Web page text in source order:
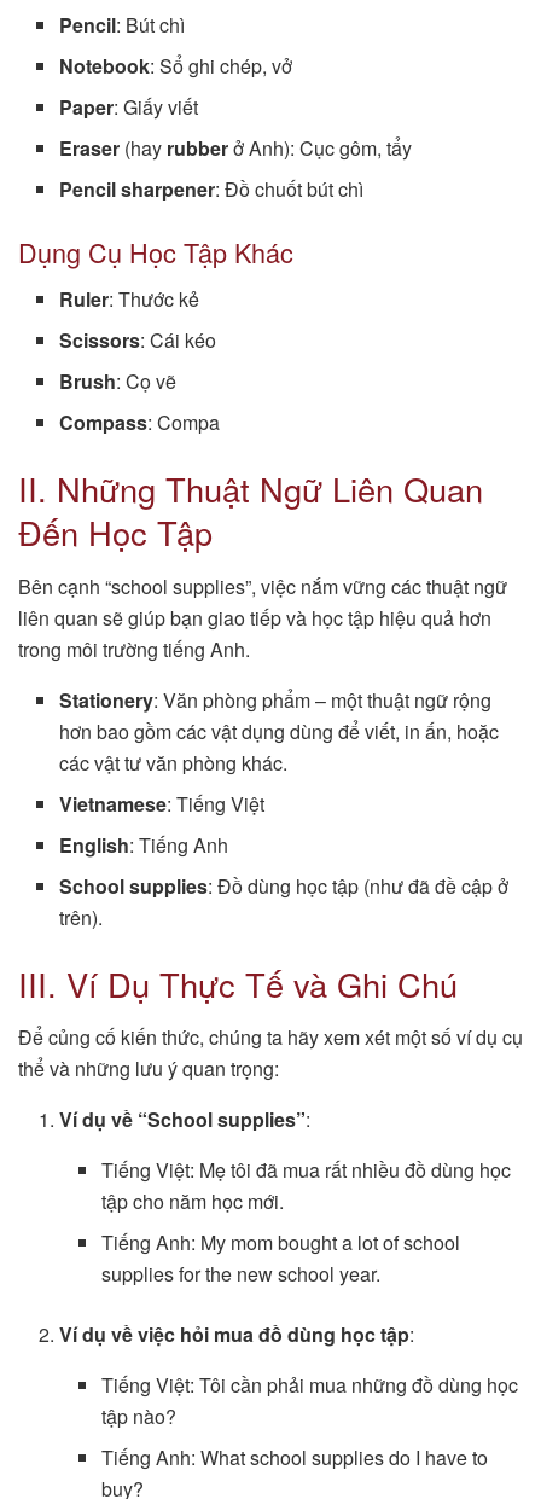
Pencil: Bút chì
Notebook: Sổ ghi chép, vở
Paper: Giấy viết
Eraser (hay rubberở Anh): Cục gôm, tẩy
Pencil sharpener: Đồ chuốt bút chì
Dụng Cụ Học Tập Khác
Ruler: Thước kẻ
Scissors: Cái kéo
Brush: Cọ vẽ
Compass: Compa
II. Những Thuật Ngữ Liên Quan
Đến Học Tập
Bên cạnh “school supplies”, việc nắm vững các thuật ngữ
liên quan sẽ giúp bạn giao tiếp và học tập hiệu quả hơn
trong môi trường tiếng Anh.
Stationery: Văn phòng phẩm – một thuật ngữ rộng
hơn bao gồm các vật dụng dùng để viết, in ấn, hoặc
các vật tư văn phòng khác.
Vietnamese: Tiếng Việt
English: Tiếng Anh
School supplies: Đồ dùng học tập (như đã đề cập ở
trên).
III. Ví Dụ Thực Tế và Ghi Chú
Để củng cố kiến thức, chúng ta hãy xem xét một số ví dụ cụ
thể và những lưu ý quan trọng:
Ví dụ về “School supplies”:
Tiếng Việt: Mẹ tôi đã mua rất nhiều đồ dùng học
tập cho năm học mới.
Tiếng Anh: My mom bought a lot of school
supplies for the new school year.
Ví dụ về việc hỏi mua đồ dùng học tập:
Tiếng Việt: Tôi cần phải mua những đồ dùng học
tập nào?
Tiếng Anh: What school supplies do I have to
buy?